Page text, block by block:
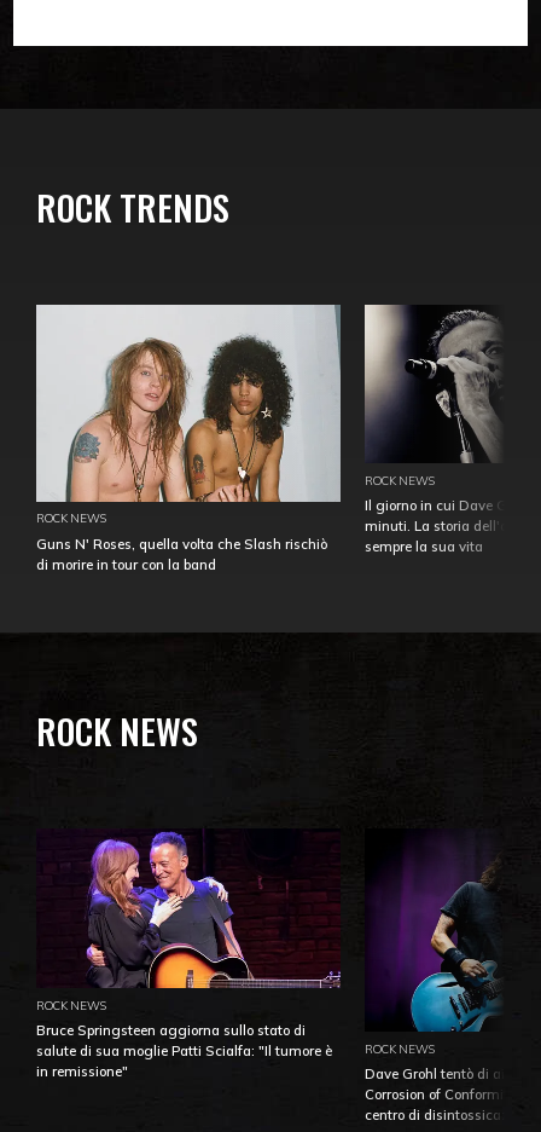
ROCK TRENDS
ROCK NEWS
Guns N' Roses, quella volta che Slash rischiò
di morire in tour con la band
ROCK NEWS
Il giorno in cui Dave
minuti. La storia
sempre la sua vita
ROCK NEWS
ROCK NEWS
Bruce Springsteen aggiorna sullo stato di
salute di sua moglie Patti Scialfa: "Il tumore è
in remissione"
ROCK NEWS
Dave Grohl tentò di
Corrosion of Conformity
centro di